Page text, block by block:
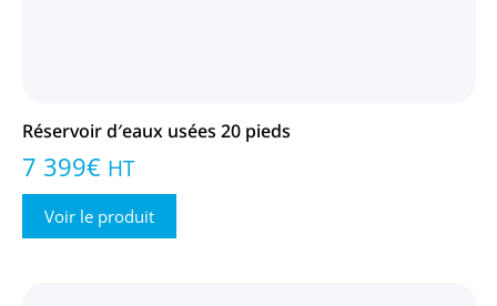
Réservoir d′eaux usées 20 pieds
7 399€ HT
Voir le produit